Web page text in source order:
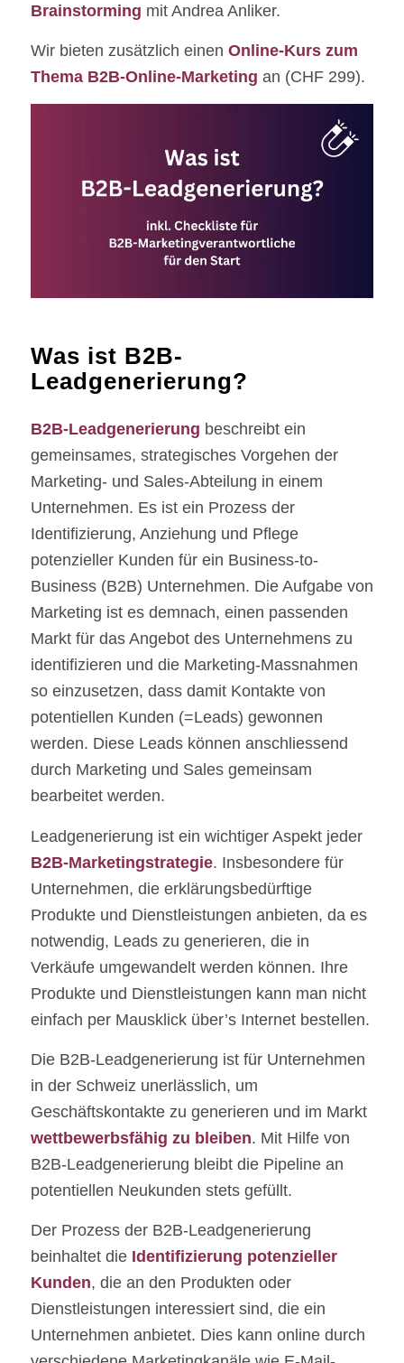
Brainstorming mit Andrea Anliker.
Wir bieten zusätzlich einen Online-Kurs zum
Thema B2B-Online-Marketing an (CHF 299).
Was ist B2B-
Leadgenerierung?
B2B-Leadgenerierung beschreibt ein
gemeinsames, strategisches Vorgehen der
Marketing- und Sales-Abteilung in einem
Unternehmen. Es ist ein Prozess der
Identifizierung, Anziehung und Pflege
potenzieller Kunden für ein Business-to-
Business (B2B) Unternehmen. Die Aufgabe von
Marketing ist es demnach, einen passenden
Markt für das Angebot des Unternehmens zu
identifizieren und die Marketing-Massnahmen
so einzusetzen, dass damit Kontakte von
potentiellen Kunden (=Leads) gewonnen
werden. Diese Leads können anschliessend
durch Marketing und Sales gemeinsam
bearbeitet werden.
Leadgenerierung ist ein wichtiger Aspekt jeder
B2B-Marketingstrategie. Insbesondere für
Unternehmen, die erklärungsbedürftige
Produkte und Dienstleistungen anbieten, da es
notwendig, Leads zu generieren, die in
Verkäufe umgewandelt werden können. Ihre
Produkte und Dienstleistungen kann man nicht
einfach per Mausklick über’s Internet bestellen.
Die B2B-Leadgenerierung ist für Unternehmen
in der Schweiz unerlässlich, um
Geschäftskontakte zu generieren und im Markt
wettbewerbsfähig zu bleiben. Mit Hilfe von
B2B-Leadgenerierung bleibt die Pipeline an
potentiellen Neukunden stets gefüllt.
Der Prozess der B2B-Leadgenerierung
beinhaltet die Identifizierung potenzieller
Kunden, die an den Produkten oder
Dienstleistungen interessiert sind, die ein
Unternehmen anbietet. Dies kann online durch